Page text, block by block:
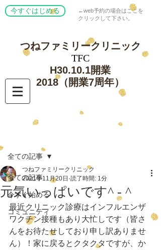
今すぐはじめる
←web予約の場合はここを
クリックして下さい。
つねファミリークリニック
​TFC
​H30.10.1開業
​2018（開業7周年）
全ての記事
今すぐ始める
コミュニティ
全ての記事
元気いっぱいです^ - ^
つねファミリークリニック
2021年11月20日 読了時間: 1分
最近クリニック診療はインフルエンザ
ワクチン接種もあり大忙しです（皆さ
んをお待たせしており申し訳ありませ
ん）！家に戻るとクタクタですが、か